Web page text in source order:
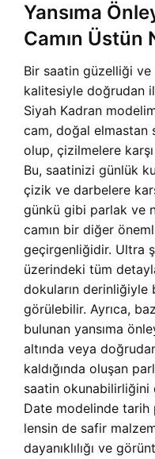
Yansıma
Camın Üstün
Bir saatin güzelliği ve
kalitesiyle doğrudan
Siyah Kadran
cam, doğal elmastan
olup, çizilmelere
Bu, saatinizi günlük
çizik ve darbelere
günkü gibi parlak ve
camın bir diğer
geçirgenliğidir. Ultra
üzerindeki tüm
dokuların
görülebilir. Ayrıca,
bulunan yansıma
altında veya
kaldığında oluşan
saatin okunabilirliğini
Date modelinde
lensin de safir
dayanıklılığı ve